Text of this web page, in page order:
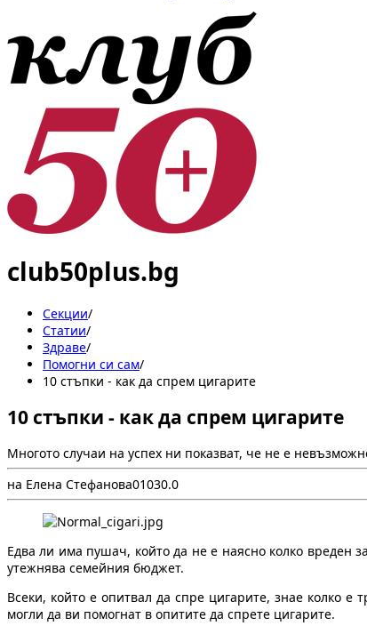
club50plus.bg
Секции/
Статии/
Здраве/
Помогни си сам/
10 стъпки - как да спрем цигарите
10 стъпки - как да спрем цигарите
Многото случаи на успех ни показват, че не е
на Елена Стефанова01030.0
Едва ли има пушач, който да не е наясно колко вреден
утежнява семейния бюджет.
Всеки, който е опитвал да спре цигарите, знае колко
могли да ви помогнат в опитите да спрете цигарите.